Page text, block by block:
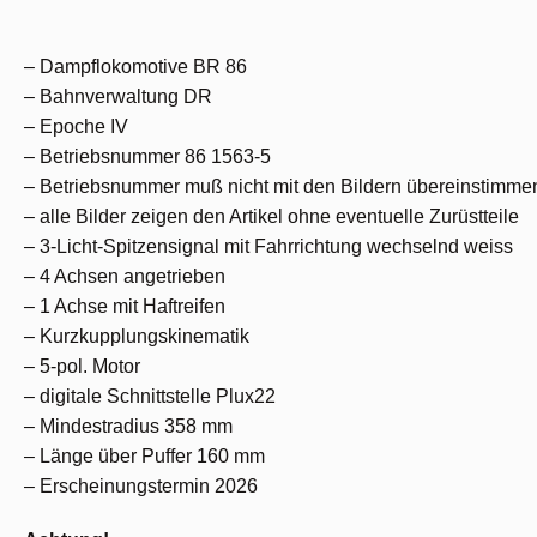
– Dampflokomotive BR 86
– Bahnverwaltung DR
– Epoche IV
– Betriebsnummer 86 1563-5
– Betriebsnummer muß nicht mit den Bildern
– alle Bilder zeigen den Artikel ohne eventuelle Zurüstteile
– 3-Licht-Spitzensignal mit Fahrrichtung wechselnd weiss
– 4 Achsen angetrieben
– 1 Achse mit Haftreifen
– Kurzkupplungskinematik
– 5-pol. Motor
– digitale Schnittstelle Plux22
– Mindestradius 358 mm
– Länge über Puffer 160 mm
– Erscheinungstermin 2026